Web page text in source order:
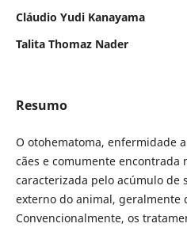
Cláudio Yudi Kanayama
Talita Thomaz Nader
Resumo
O otohematoma, enfermidade
cães e comumente encontrada
caracterizada pelo acúmulo
externo do animal, geralmente
Convencionalmente, os